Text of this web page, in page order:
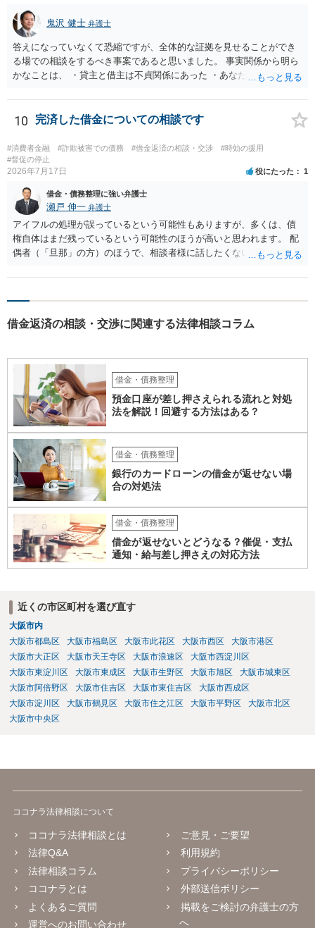
鬼沢 健士 弁護士
答えになっていなくて恐縮ですが、全体的な証拠を見せることができ
る場での相談をするべき事案であると思いました。 事実関係から明ら
かなことは、 ・貸主と借主は不貞関係にあった ・あなたから相手に金
想されるのは、 ・もらったものだ ・貸したかもしれないが、不法原因
給付ではない でしょう。 書かれた情報だけからは、不法原因給付であ
らといって不法原因給付になるわけではありません。 あなたが性行為
をしたくてお金を払ってお願いしていたという事情などが必要です。
10 完済した借金についての相談です
#消費者金融 #詐欺被害での債務 #借金返済の相談・交渉
#時効の援用
#督促の停止
2026年7月17日 役にたった 1
借金・債務整理に強い弁護士
瀬戸 伸一 弁護士
アイフルの処理が誤っているという可能性もありますが、多くは、債
権自体はまだ残っているという可能性のほうが高いと思われます。 配
偶者（「旦那」の方）のほうで、相談者様に話したくない事情等もあ
援用という方法も取れる可能性があるため、御主人に法律事務所に相
いかもしれません。 配偶者の債務がある状態で配偶者が亡くなると債
て相談にいくようにお話してみてはどうでしょうか。
借金返済の相談・交渉に関連する法律相談コラム
借金・債務整理
預金口座が差し押さえられる流れと対処
法を解説！回避する方法はある？
借金・債務整理
銀行のカードローンの借金が返せない場
合の対処法
借金・債務整理
借金が返せないとどうなる？催促・支払
通知・給与差し押さえの対応方法
近くの市区町村を選び直す
大阪市内
大阪市都島区
大阪市福島区 大阪市此花区 大阪市西区
大阪市港区
大阪市大正区
大阪市天王寺区 大阪市浪速区
大阪市西淀川区
大阪市東淀川区
大阪市東成区 大阪市生野区 大阪市旭区
大阪市城東区
大阪市阿倍野区
大阪市住吉区 大阪市東住吉区
大阪市西成区
大阪市淀川区
大阪市鶴見区 大阪市住之江区 大阪市平野区
大阪市北区
大阪市中央区
ココナラ法律相談について
ココナラ法律相談とは
法律Q&A
法律相談コラム
ココナラとは
よくあるご質問
運営へのお問い合わせ
ご意見・ご要望
利用規約
プライバシーポリシー
外部送信ポリシー
掲載をご検討の弁護士の方
へ